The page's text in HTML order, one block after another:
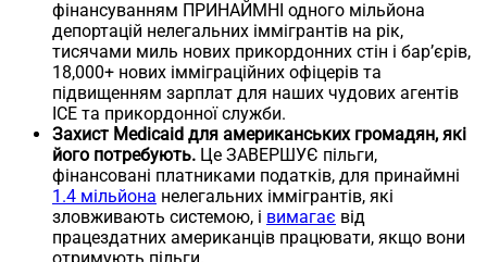
фінансуванням ПРИНАЙМНІ одного мільйона
депортацій нелегальних іммігрантів на рік,
тисячами миль нових прикордонних стін і бар’єрів,
18,000+ нових імміграційних офіцерів та
підвищенням зарплат для наших чудових агентів
ICE та прикордонної служби.
Захист Medicaid для американських громадян, які
його потребують. Це ЗАВЕРШУЄ пільги,
фінансовані платниками податків, для принаймні
1.4 мільйона нелегальних іммігрантів, які
зловживають системою, і вимагає від
працездатних американців працювати, якщо вони